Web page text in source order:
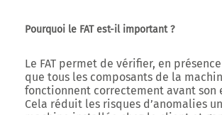
Pourquoi le FAT est-il important ?
Le FAT permet de vérifier, en
que tous les composants de la
fonctionnent correctement avant son
Cela réduit les risques d’anomalies